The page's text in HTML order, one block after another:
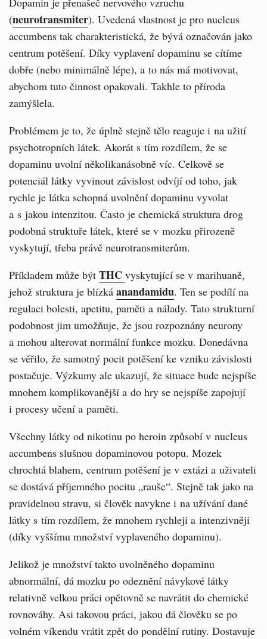
(neurotransmiter). Uvedená vlastnost je pro nucleus
accumbens tak charakteristická, že bývá označován jako
centrum potěšení. Díky vyplavení dopaminu se cítíme
dobře (nebo minimálně lépe), a to nás má motivovat,
abychom tuto činnost opakovali. Takhle to příroda
zamýšlela.
Problémem je to, že úplně stejně tělo reaguje i na užití
psychotropních látek. Akorát s tím rozdílem, že se
dopaminu uvolní několikanásobně víc. Celkově se
potenciál látky vyvinout závislost odvíjí od toho, jak
rychle je látka schopná uvolnění dopaminu vyvolat
a s jakou intenzitou. Často je chemická struktura drog
podobná struktuře látek, které se v mozku přirozeně
vyskytují, třeba právě neurotransmiterům.
Příkladem může být THC vyskytující se v marihuaně,
jehož struktura je blízká anandamidu. Ten se podílí na
regulaci bolesti, apetitu, paměti a nálady. Tato strukturní
podobnost jim umožňuje, že jsou rozpoznány neurony
a mohou alterovat normální funkce mozku. Donedávna
se věřilo, že samotný pocit potěšení ke vzniku závislosti
postačuje. Výzkumy ale ukazují, že situace bude nejspíše
mnohem komplikovanější a do hry se nejspíše zapojují
i procesy učení a paměti.
Všechny látky od nikotinu po heroin způsobí v nucleus
accumbens slušnou dopaminovou potopu. Mozek
chrochtá blahem, centrum potěšení je v extázi a uživateli
se dostává příjemného pocitu „rauše“. Stejně tak jako na
pravidelnou stravu, si člověk navykne i na užívání dané
látky s tím rozdílem, že mnohem rychleji a intenzivněji
(díky vyššímu množství vyplaveného dopaminu).
Jelikož je množství takto uvolněného dopaminu
abnormální, dá mozku po odeznění návykové látky
relativně velkou práci opětovně se navrátit do chemické
rovnováhy. Asi takovou práci, jakou dá člověku se po
volném víkendu vrátit zpět do pondělní rutiny. Dostavuje